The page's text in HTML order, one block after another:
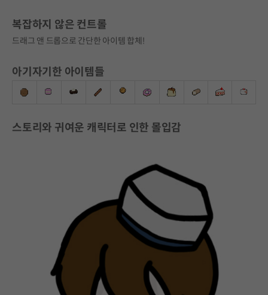
복잡하지 않은 컨트롤
드래그 앤 드롭으로 간단한 아이템 합체!
아기자기한 아이템들
스토리와 귀여운 캐릭터로 인한 몰입감